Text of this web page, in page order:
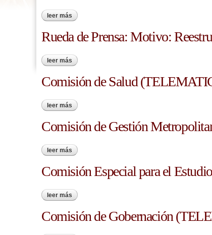
leer más sobre comisión de ganadería, agricultura y
Rueda de Prensa: Motivo:
leer más sobre rueda de prensa: motivo: reestructuración
Comisión de Salud
leer más sobre comisión de salud (telematica)
Comisión de Gestión
leer más sobre comisión de gestión metropolitana
Comisión Especial para el
leer más sobre comisión especial para el estudio y
Comisión de Gobernación